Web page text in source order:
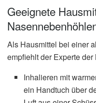
Geeignete
Als Hausmittel bei einer
empfiehlt der Experte
Inhalieren mit
ein Handtuch über